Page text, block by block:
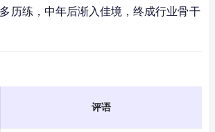
历练，中年后渐入佳境，终成行业骨干
评语